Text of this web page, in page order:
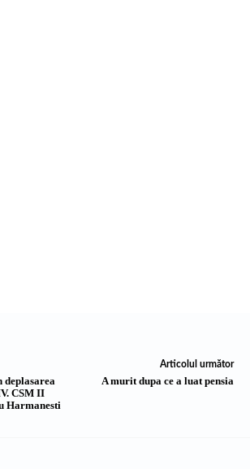
CSM II
Harmanesti
Articolul următor
A murit dupa ce a luat pensia